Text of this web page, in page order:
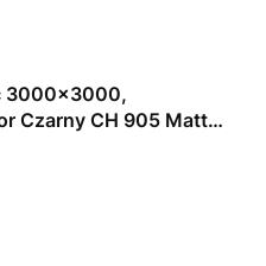
3000x3000,
Czarny CH 905 Matt